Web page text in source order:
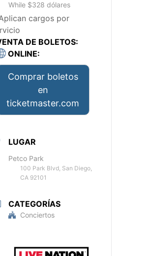
While $328 dólares
cargos por
DE BOLETOS:
ONLINE:
Comprar boletos
en
ticketmaster.com
LUGAR
Petco Park
100 Park Blvd, San Diego,
CA 92101
CATEGORÍAS
Conciertos